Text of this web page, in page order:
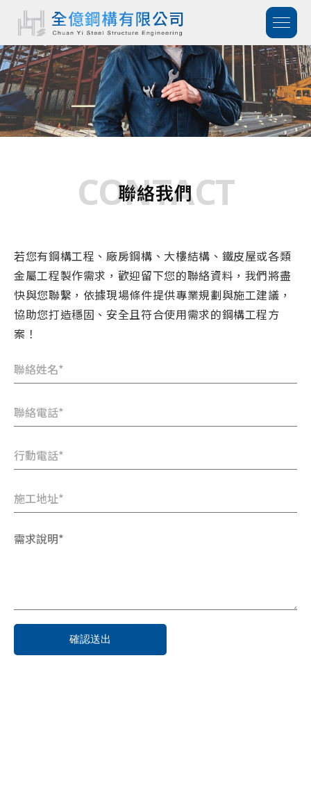
CONTACT
聯絡我們
若您有鋼構工程、廠房鋼構、大樓結構、鐵皮屋或各類
金屬工程製作需求，歡迎留下您的聯絡資料，我們將盡
快與您聯繫，依據現場條件提供專業規劃與施工建議，
協助您打造穩固、安全且符合使用需求的鋼構工程方
案！